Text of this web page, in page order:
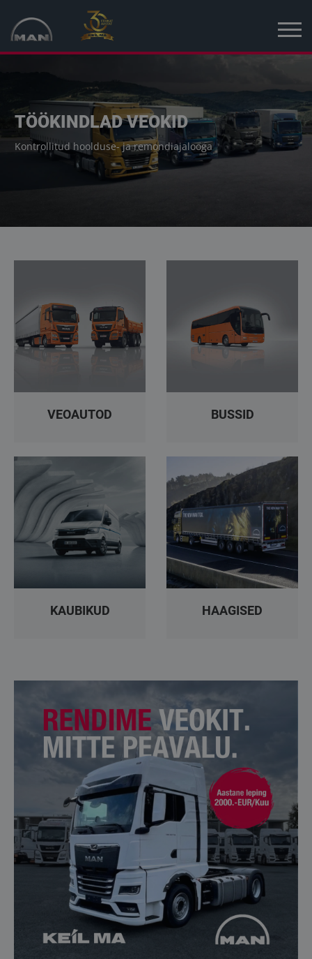
Kampaania
Uued sõidukid
Kasutatud sõidukid
Töökojad
Kontakt
EN
TÖÖKINDLAD VEOKID
Kontrollitud hoolduse- ja remondiajalooga
VEOAUTOD BUSSID
KAUBIKUD HAAGISED